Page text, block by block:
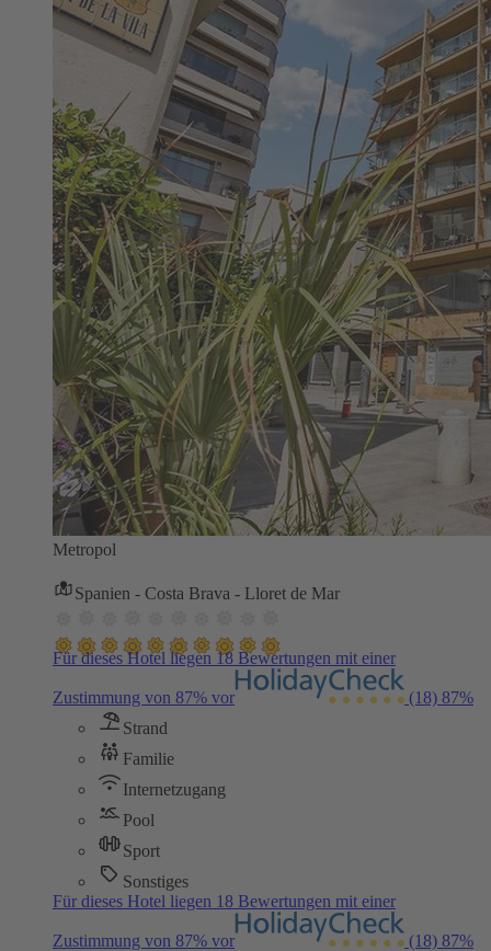
Metropol
Spanien - Costa Brava - Lloret de Mar
Für dieses Hotel liegen 18 Bewertungen mit einer
Zustimmung von 87% vor (18) 87%
Strand
Familie
Internetzugang
Pool
Sport
Sonstiges
Für dieses Hotel liegen 18 Bewertungen mit einer
Zustimmung von 87% vor (18) 87%